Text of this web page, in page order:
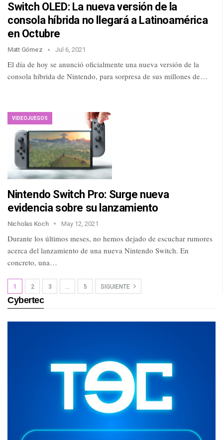
Switch OLED: La nueva versión de la
consola híbrida no llegará a Latinoamérica
en Octubre
Matt Gómez Jul 6, 2021
El día de hoy se anunció oficialmente una nueva versión de la
consola híbrida de Nintendo, para sorpresa de sus millones de…
VIDEOJUEGOS
Nintendo Switch Pro: Surge nueva
evidencia sobre su lanzamiento
Nicholas Koch May 12, 2021
Durante los últimos meses, no hemos dejado de escuchar rumores
acerca del lanzamiento de una nueva Nintendo Switch. En
concreto, una…
1 2 3 5 SIGUIENTE
Cybertec